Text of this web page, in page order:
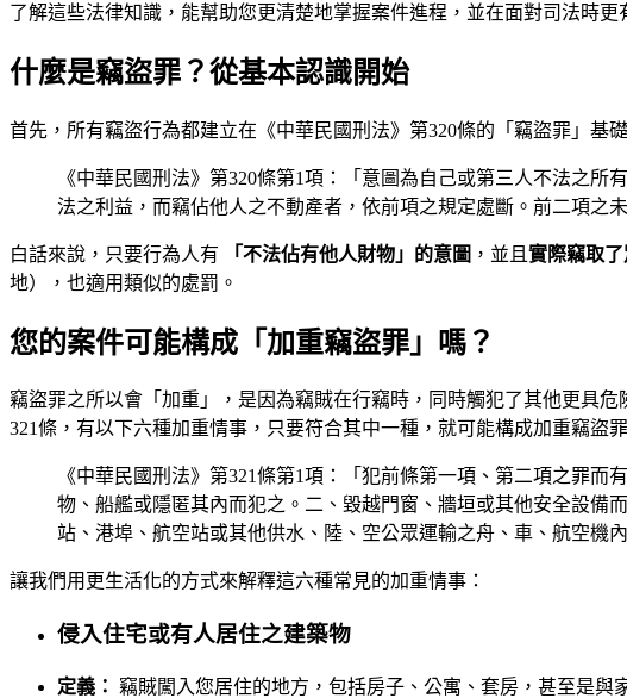
了解這些法律知識，能幫助您更清楚地掌握案件進程，並在面對司法時更
什麼是竊盜罪？從基本認識開始
首先，所有竊盜行為都建立在《中華民國刑法》第320條的「竊盜罪」基
《中華民國刑法》第320條第1項：「意圖為自己或第三人不法之
法之利益，而竊佔他人之不動產者，依前項之規定處斷。前二項之未
白話來說，只要行為人有 「不法佔有他人財物」的意圖 ，並且 實際竊取了
地），也適用類似的處罰。
您的案件可能構成「加重竊盜罪」嗎？
竊盜罪之所以會「加重」，是因為竊賊在行竊時，同時觸犯了其他更具
321條，有以下六種加重情事，只要符合其中一種，就可能構成加重竊盜罪
《中華民國刑法》第321條第1項：「犯前條第一項、第二項之罪
物、船艦或隱匿其內而犯之。二、毀越門窗、牆垣或其他安全設備
站、港埠、航空站或其他供水、陸、空公眾運輸之舟、車、航空機
讓我們用更生活化的方式來解釋這六種常見的加重情事：
侵入住宅或有人居住之建築物
定義： 竊賊闖入您居住的地方，包括房子、公寓、套房，甚至是與